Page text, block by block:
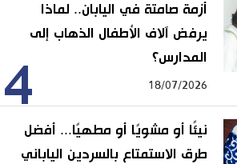
4
أزمة صامتة في اليابان.. لماذا
يرفض آلاف الأطفال الذهاب إلى
المدارس؟
18/07/2026
نيئًا أو مشويًا أو مطهيًا... أفضل
طرق الاستمتاع بالسردين الياباني